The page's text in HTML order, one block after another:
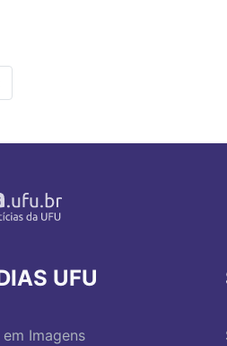
UFU
em Imagens